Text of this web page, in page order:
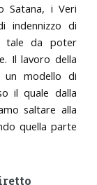
Satana, i Veri
indennizzo di
tale da poter
Il lavoro della
modello di
il quale dalla
saltare alla
quella parte